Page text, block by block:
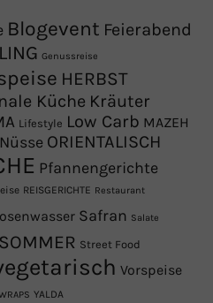
Blogevent Feierabend
Genussreise
HERBST
Küche Kräuter
Lifestyle Low Carb MAZEH
Nüsse ORIENTALISCH
Pfannengerichte
REISGERICHTE Restaurant
Safran Salate
SOMMER Street Food
Vorspeise
YALDA